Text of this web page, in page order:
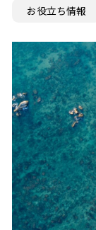
お役立ち情報